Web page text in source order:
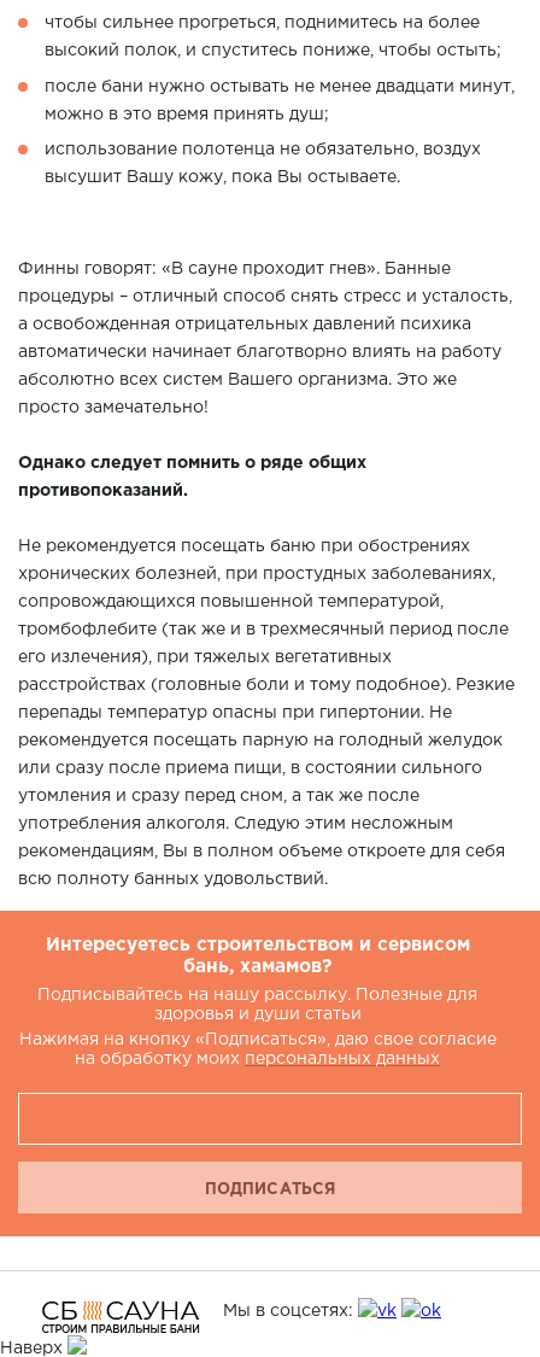
чтобы сильнее прогреться, поднимитесь на более
высокий полок, и спуститесь пониже, чтобы остыть;
после бани нужно остывать не менее двадцати минут,
можно в это время принять душ;
использование полотенца не обязательно, воздух
высушит Вашу кожу, пока Вы остываете.
Финны говорят: «В сауне проходит гнев». Банные
процедуры – отличный способ снять стресс и усталость,
а освобожденная отрицательных давлений психика
автоматически начинает благотворно влиять на работу
абсолютно всех систем Вашего организма. Это же
просто замечательно!
Однако следует помнить о ряде общих
противопоказаний.
Не рекомендуется посещать баню при обострениях
хронических болезней, при простудных заболеваниях,
сопровождающихся повышенной температурой,
тромбофлебите (так же и в трехмесячный период после
его излечения), при тяжелых вегетативных
расстройствах (головные боли и тому подобное). Резкие
перепады температур опасны при гипертонии. Не
рекомендуется посещать парную на голодный желудок
или сразу после приема пищи, в состоянии сильного
утомления и сразу перед сном, а так же после
употребления алкоголя. Следую этим несложным
рекомендациям, Вы в полном объеме откроете для себя
всю полноту банных удовольствий.
Интересуетесь строительством и сервисом
бань, хамамов?
Подписывайтесь на нашу рассылку. Полезные для
здоровья и души статьи
Нажимая на кнопку «Подписаться», даю свое согласие
на обработку моих персональных данных
ПОДПИСАТЬСЯ
Мы в соцсетях:
Наверх